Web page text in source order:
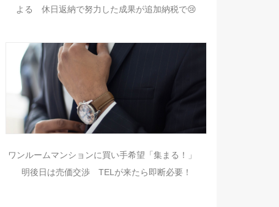
よる 休日返納で努力した成果が追加納税で😢
ワンルームマンションに買い手希望「集まる！」
明後日は売価交渉 TELが来たら即断必要！